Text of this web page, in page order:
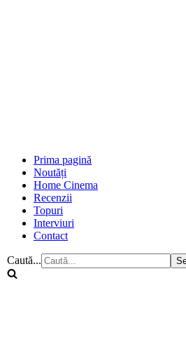
Prima pagină
Noutăți
Home Cinema
Recenzii
Topuri
Interviuri
Contact
Caută...